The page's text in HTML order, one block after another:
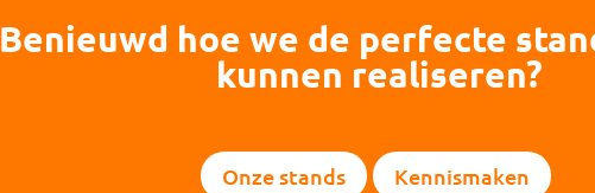
Benieuwd hoe we de perfecte
kunnen realiseren?
Onze stands Kennismaken